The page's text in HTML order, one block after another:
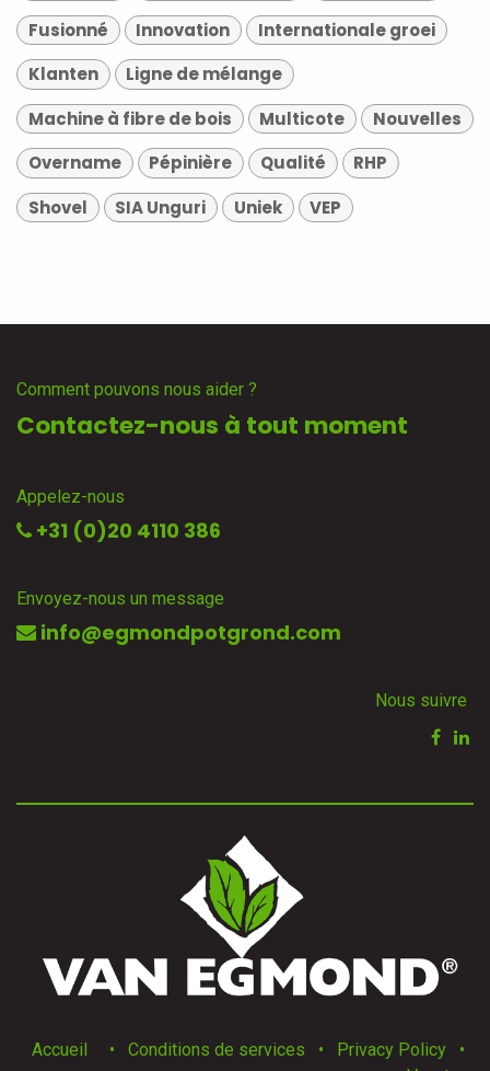
Fusionné
Innovation
Internationale groei
Klanten
Ligne de mélange
Machine à fibre de bois
Multicote
Nouvelles
Overname
Pépinière Qualité
RHP
Shovel
SIA Unguri Uniek VEP
Comment pouvons nous aider ?
Contactez-nous à tout moment
Appelez-nous
+31 (0)20 4110 386
Envoyez-nous un message
info@egmondpotgrond.com
Nous suivre
Accueil • Conditions de services • Privacy Policy
•